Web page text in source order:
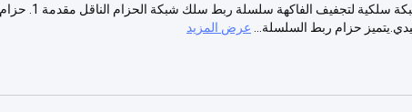
الغذاء الصف سلسلة معدنية
حزام ربط السلسلة...
عرض المزيد